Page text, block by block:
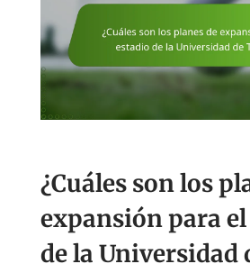
¿Cuáles son los
expansión para
de la Universidad